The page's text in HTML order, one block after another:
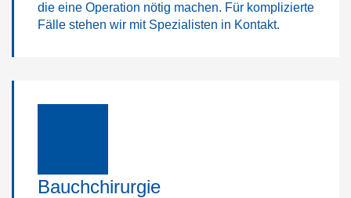
die eine Operation nötig machen. Für komplizierte
Fälle stehen wir mit Spezialisten in Kontakt.
Bauchchirurgie